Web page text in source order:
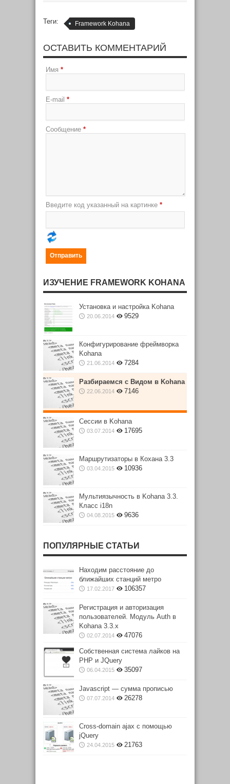
Теги: Framework Kohana
ОСТАВИТЬ КОММЕНТАРИЙ
Имя *
E-mail *
Сообщение *
Введите код указанный на картинке *
ИЗУЧЕНИЕ FRAMEWORK KOHANA
Установка и настройка Kohana
20.06.2014 9529
Конфигурирование фреймворка
Kohana
21.06.2014 7284
Разбираемся с Видом в Kohana
22.06.2014 7146
Сессии в Kohana
03.07.2014 17695
Маршрутизаторы в Кохана 3.3
03.04.2015 10936
Мультиязычность в Kohana 3.3.
Класс i18n
04.08.2015 9636
ПОПУЛЯРНЫЕ СТАТЬИ
Находим расстояние до
ближайших станций метро
17.02.2017 106357
Регистрация и авторизация
пользователей. Модуль Auth в
Kohana 3.3.x
02.07.2014 47076
Собственная система лайков на
PHP и JQuery
06.04.2015 35097
Javascript — сумма прописью
07.07.2014 26278
Cross-domain ajax с помощью
jQuery
24.04.2015 21763